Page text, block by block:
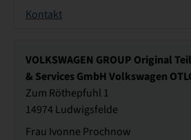
Kontakt
VOLKSWAGEN GROUP Original
& Services GmbH Volkswagen
Zum Röthepfuhl 1
14974 Ludwigsfelde
Frau Ivonne Prochnow